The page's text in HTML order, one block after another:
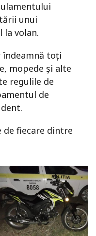
unui
volan.
îndeamnă toți
mopede și alte
regulile de
de
de fiecare dintre